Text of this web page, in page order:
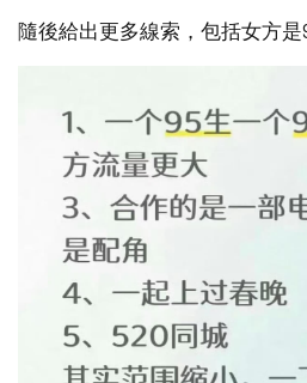
隨後給出更多線索，包括女方